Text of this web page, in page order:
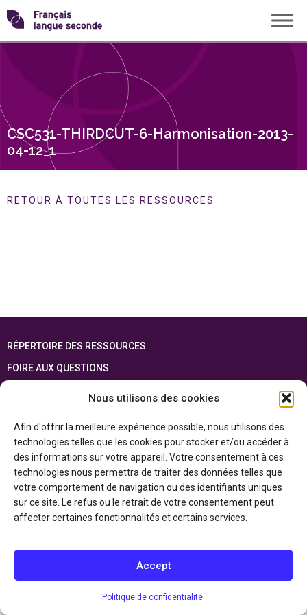
Nous utilisons des cookies
Afin d'offrir la meilleure expérience possible, nous utilisons des
technologies telles que les cookies pour stocker et/ou accéder à
des informations sur votre appareil. Votre consentement à ces
technologies nous permettra de traiter des données telles que
votre comportement de navigation ou des identifiants uniques
sur ce site. Le refus ou le retrait de votre consentement peut
affecter certaines fonctionnalités et certains services.
Accept
Politique de confidentialité
Skip
to
content
Transformons
langue
CSC531-THIRDCUT-6-Harmonisation-2013-
04-12_1
RETOUR À TOUTES LES RESSOURCES
RÉPERTOIRE DES RESSOURCES
FOIRE AUX QUESTIONS
Cette ressource est réalisée grâce au soutien financier du gouvernement de
l’Ontario et du gouvernement du Canada par l’entremise du ministère du
Patrimoine canadien
Politique de confidentialité